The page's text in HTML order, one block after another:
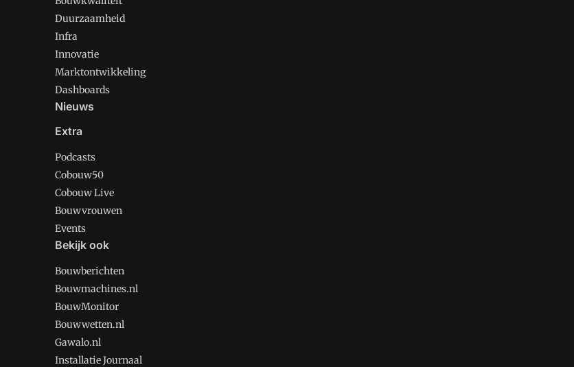
Duurzaamheid
Infra
Innovatie
Marktontwikkeling
Dashboards
Nieuws
Extra
Podcasts
Cobouw50
Cobouw Live
Bouwvrouwen
Events
Bekijk ook
Bouwberichten
Bouwmachines.nl
BouwMonitor
Bouwwetten.nl
Gawalo.nl
Installatie Journaal